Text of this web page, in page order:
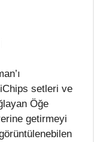
setleri ve
Öğe
getirmeyi